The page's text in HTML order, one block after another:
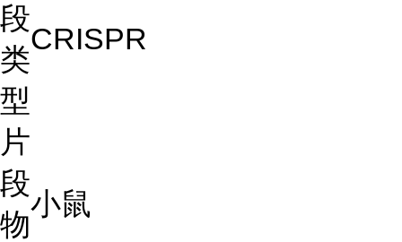
段
类
型
CRISPR
片
段
物
小鼠